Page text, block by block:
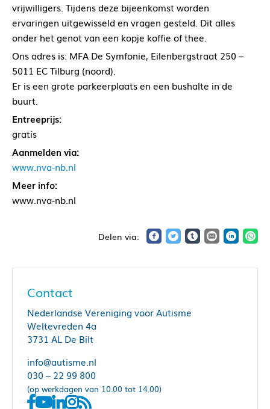
vrijwilligers. Tijdens deze bijeenkomst worden
ervaringen uitgewisseld en vragen gesteld. Dit alles
onder het genot van een kopje koffie of thee.
Ons adres is: MFA De Symfonie, Eilenbergstraat 250 –
5011 EC Tilburg (noord).
Er is een grote parkeerplaats en een bushalte in de
buurt.
Entreeprijs:
gratis
Aanmelden via:
www.nva-nb.nl
Meer info:
www.nva-nb.nl
Contact
Nederlandse Vereniging voor Autisme
Weltevreden 4a
3731 AL De Bilt
info@autisme.nl
030 – 22 99 800
(op werkdagen van 10.00 tot 14.00)